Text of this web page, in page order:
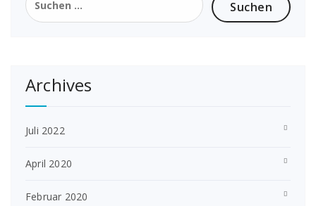
Archives
Juli 2022
April 2020
Februar 2020